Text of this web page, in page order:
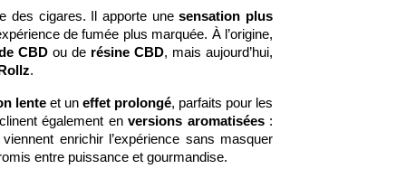
acronyme de
est
relativement
4 commentaires
32 Aimé
cannabinoïde le plus courant.
Pourtant, c’est aussi une
substance bien moins connue
que le...
des cigares. Il apporte une sensation plus
de fumée plus marquée. À l’origine,
CBD ou de résine CBD, mais aujourd’hui,
.
lente et un effet prolongé, parfaits pour les
également en versions aromatisées :
enrichir l’expérience sans masquer
entre puissance et gourmandise.